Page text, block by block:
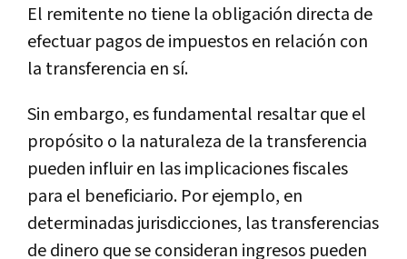
El remitente no tiene la obligación directa de
efectuar pagos de impuestos en relación con
la transferencia en sí.
Sin embargo, es fundamental resaltar que el
propósito o la naturaleza de la transferencia
pueden influir en las implicaciones fiscales
para el beneficiario. Por ejemplo, en
determinadas jurisdicciones, las transferencias
de dinero que se consideran ingresos pueden